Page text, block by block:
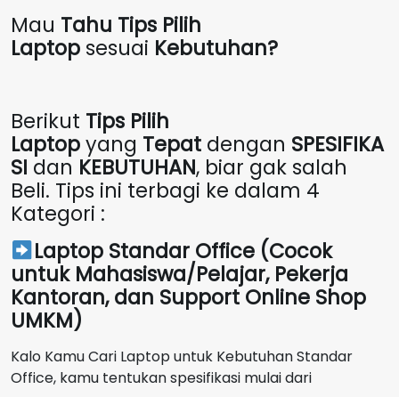
Mau Tahu Tips Pilih
Laptop sesuai Kebutuhan?
Berikut Tips Pilih
Laptopyang Tepat dengan SPESIFIKA
SI dan KEBUTUHAN, biar gak salah
Beli. Tips ini terbagi ke dalam 4
Kategori :
Laptop Standar Office (Cocok
untuk Mahasiswa/Pelajar, Pekerja
Kantoran, dan Support Online Shop
UMKM)
Kalo Kamu Cari Laptop untuk Kebutuhan Standar
Office, kamu tentukan spesifikasi mulai dari